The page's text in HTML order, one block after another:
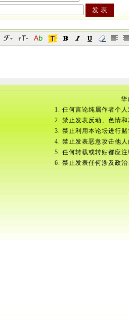
华
1. 任何言论纯属作者个
2. 禁止发表反动、色情
3. 禁止利用本论坛进行
4. 禁止发表恶意攻击他
5. 任何转载或转贴都应
6. 禁止发表任何涉及政